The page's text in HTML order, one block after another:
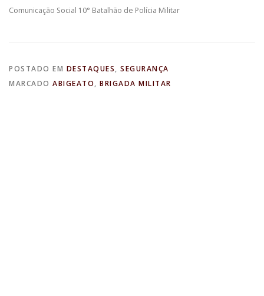
Comunicação Social 10° Batalhão de Polícia Militar
POSTADO EM DESTAQUES, SEGURANÇA
MARCADO ABIGEATO, BRIGADA MILITAR